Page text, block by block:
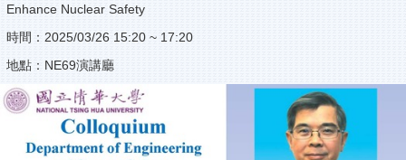
Enhance Nuclear Safety
時間：2025/03/26 15:20 ~ 17:20
地點：NE69演講廳